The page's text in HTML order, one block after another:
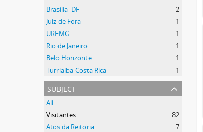
Brasília -DF
2
Juiz de Fora
1
UREMG
1
Rio de Janeiro
1
Belo Horizonte
1
Turrialba-Costa Rica
1
subject
All
Visitantes
82
Atos da Reitoria
7